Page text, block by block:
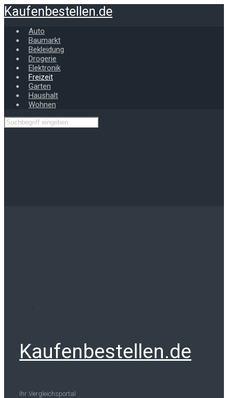
Zum
Hauptinhalt
springen
Kaufenbestellen.de
Auto
Baumarkt
Bekleidung
Drogerie
Elektronik
Freizeit
Garten
Haushalt
Wohnen
Kaufenbestellen.de
Ihr Vergleichsportal